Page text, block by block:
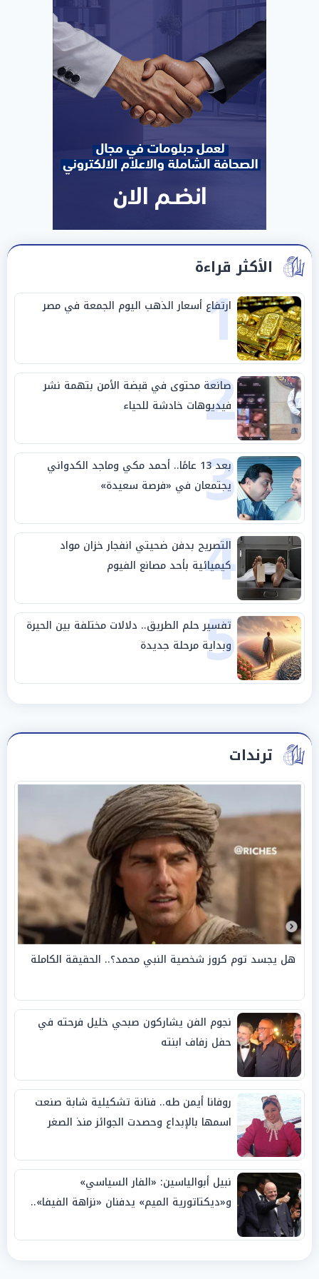
الأكثر قراءة
1
ارتفاع أسعار الذهب اليوم الجمعة في مصر
2
صانعة محتوى في قبضة الأمن بتهمة نشر
فيديوهات خادشة للحياء
3 بعد 13 عامًا.. أحمد مكي وماجد الكدواني
يجتمعان في «فرصة سعيدة»
4
التصريح بدفن ضحيتي انفجار خزان مواد
كيميائية بأحد مصانع الفيوم
5
تفسير حلم الطريق.. دلالات مختلفة بين الحيرة
وبداية مرحلة جديدة
ترندات
هل يجسد توم كروز شخصية النبي محمد؟.. الحقيقة الكاملة
نجوم الفن يشاركون صبحي خليل فرحته في
حفل زفاف ابنته
روفانا أيمن طه.. فنانة تشكيلية شابة صنعت
اسمها بالإبداع وحصدت الجوائز منذ الصغر
نبيل أبوالياسين: «الفار السياسي»
و«ديكتاتورية الميم» يدفنان «نزاهة الفيفا»..